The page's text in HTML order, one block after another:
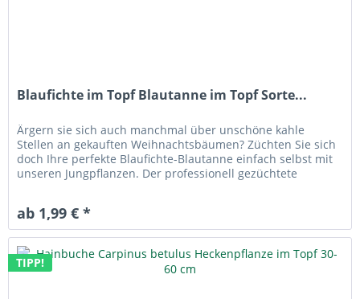
Blaufichte im Topf Blautanne im Topf Sorte...
Ärgern sie sich auch manchmal über unschöne kahle
Stellen an gekauften Weihnachtsbäumen? Züchten Sie sich
doch Ihre perfekte Blaufichte-Blautanne einfach selbst mit
unseren Jungpflanzen. Der professionell gezüchtete
ab 1,99 € *
TIPP!